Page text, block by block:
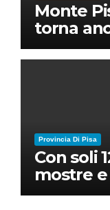
Monte
torna
Provincia Di Pisa
Con soli
mostre